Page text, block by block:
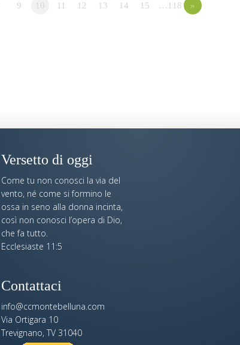
9 10 11 12 13 14 15 …118 »
Versetto di oggi
Come tu non conosci la via del
vento, né come si formino le
ossa in seno alla donna incinta,
così non conosci l’opera di Dio,
che fa tutto.
Ecclesiaste 11:5
Contattaci
info@ccmontebelluna.com
Via Ortigara 10
Trevignano, TV 31040